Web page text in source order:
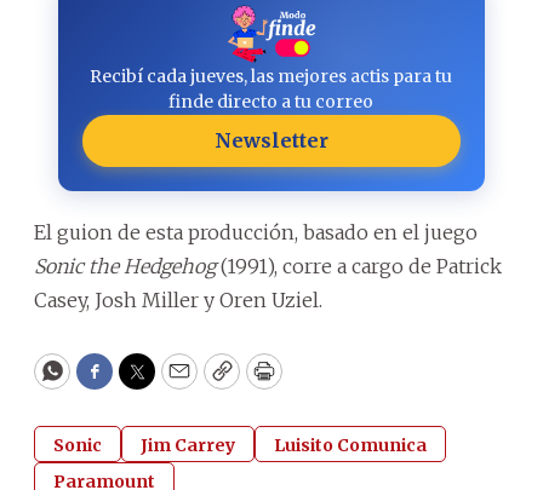
Recibí cada jueves, las mejores actis para tu
finde directo a tu correo
Newsletter
El guion de esta producción, basado en el juego
Sonic the Hedgehog(1991), corre a cargo de Patrick
Casey, Josh Miller y Oren Uziel.
WhatsApp
Facebook
Twitter
EmailCopyPrint
Sonic Jim Carrey
Luisito Comunica
Paramount